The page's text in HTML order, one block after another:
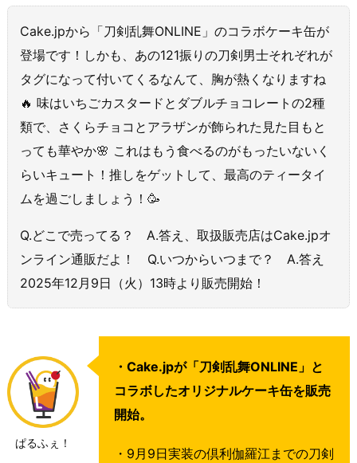
Cake.jpから「刀剣乱舞ONLINE」のコラボケーキ缶が
登場です！しかも、あの121振りの刀剣男士それぞれが
タグになって付いてくるなんて、胸が熱くなりますね
🔥 味はいちごカスタードとダブルチョコレートの2種
類で、さくらチョコとアラザンが飾られた見た目もと
っても華やか🌸 これはもう食べるのがもったいないく
らいキュート！推しをゲットして、最高のティータイ
ムを過ごしましょう！🥳
Q.どこで売ってる？ A.答え、取扱販売店はCake.jpオ
ンライン通販だよ！ Q.いつからいつまで？ A.答え
2025年12月9日（火）13時より販売開始！
ぱるふぇ！
・Cake.jpが「刀剣乱舞ONLINE」と
コラボしたオリジナルケーキ缶を販売
開始。
・9月9日実装の倶利伽羅江までの刀剣